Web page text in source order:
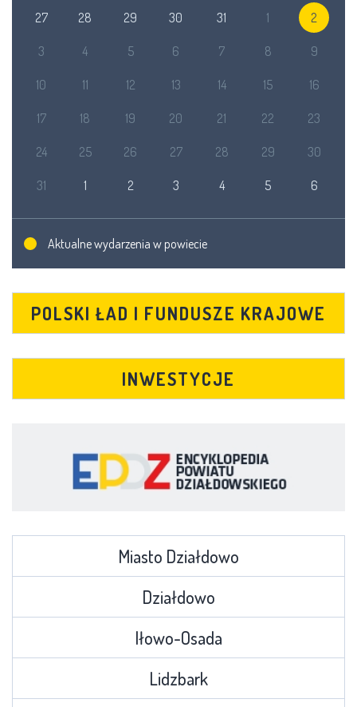
27 28 29 30 31 1 2
3 4 5 6 7 8 9
10 11 12 13 14 15 16
17 18 19 20 21 22 23
24 25 26 27 28 29 30
31 1 2 3 4 5 6
Aktualne wydarzenia w powiecie
POLSKI ŁAD I FUNDUSZE KRAJOWE
INWESTYCJE
Miasto Działdowo
Działdowo
Iłowo-Osada
Lidzbark